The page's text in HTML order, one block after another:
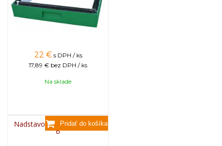
22 € s DPH / ks
17,89 € bez DPH / ks
Na sklade
Nadstavok 285 mm, Tatran
B